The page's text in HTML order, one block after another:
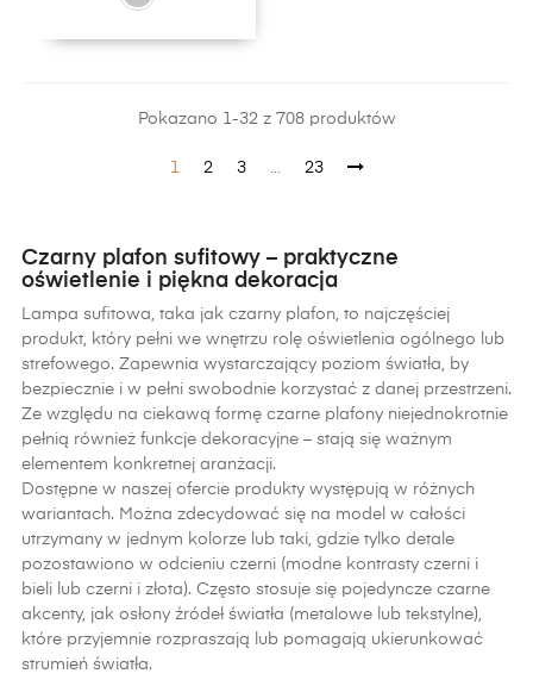
Pokazano 1-32 z 708 produktów
1 2 3 … 23
Czarny plafon sufitowy – praktyczne
oświetlenie i piękna dekoracja
Lampa sufitowa, taka jak czarny plafon, to najczęściej
produkt, który pełni we wnętrzu rolę oświetlenia ogólnego lub
strefowego. Zapewnia wystarczający poziom światła, by
bezpiecznie i w pełni swobodnie korzystać z danej przestrzeni.
Ze względu na ciekawą formę czarne plafony niejednokrotnie
pełnią również funkcje dekoracyjne – stają się ważnym
elementem konkretnej aranżacji.
Dostępne w naszej ofercie produkty występują w różnych
wariantach. Można zdecydować się na model w całości
utrzymany w jednym kolorze lub taki, gdzie tylko detale
pozostawiono w odcieniu czerni (modne kontrasty czerni i
bieli lub czerni i złota). Często stosuje się pojedyncze czarne
akcenty, jak osłony źródeł światła (metalowe lub tekstylne),
które przyjemnie rozpraszają lub pomagają ukierunkować
strumień światła.